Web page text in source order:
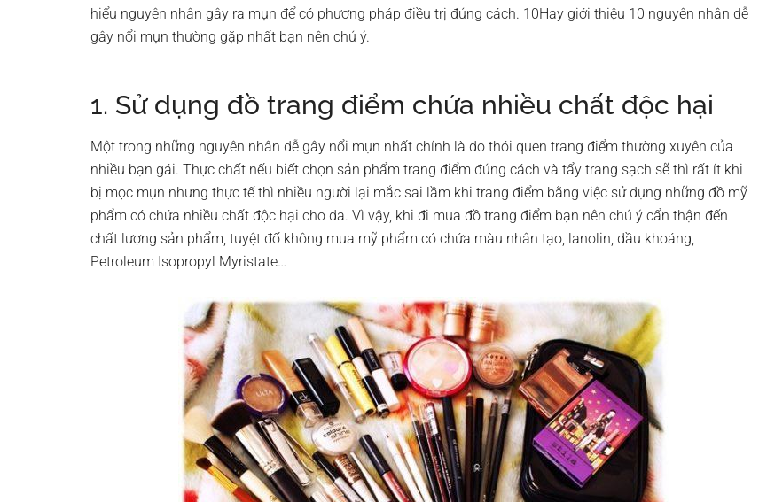
hiểu nguyên nhân gây ra mụn để có phương pháp điều trị đúng cách. 10Hay giới thiệu 10 nguyên nhân dễ
gây nổi mụn thường gặp nhất bạn nên chú ý.
1. Sử dụng đồ trang điểm chứa nhiều chất độc hại
Một trong những nguyên nhân dễ gây nổi mụn nhất chính là do thói quen trang điểm thường xuyên của
nhiều bạn gái. Thực chất nếu biết chọn sản phẩm trang điểm đúng cách và tẩy trang sạch sẽ thì rất ít khi
bị mọc mụn nhưng thực tế thì nhiều người lại mắc sai lầm khi trang điểm bằng việc sử dụng những đồ mỹ
phẩm có chứa nhiều chất độc hại cho da. Vì vậy, khi đi mua đồ trang điểm bạn nên chú ý cẩn thận đến
chất lượng sản phẩm, tuyệt đố không mua mỹ phẩm có chứa màu nhân tạo, lanolin, dầu khoáng,
Petroleum Isopropyl Myristate…